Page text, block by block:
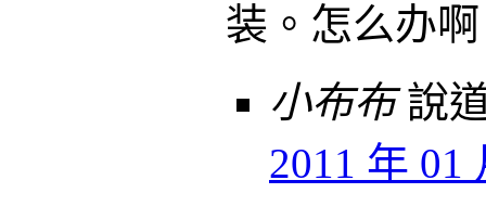
装。怎么办
小布布 說
2011 年 01